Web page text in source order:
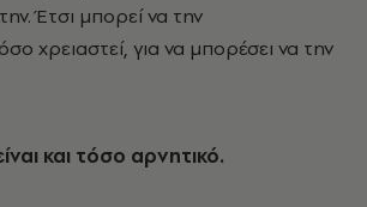
Έτσι μπορεί να την
χρειαστεί, για να μπορέσει να την
και τόσο αρνητικό.